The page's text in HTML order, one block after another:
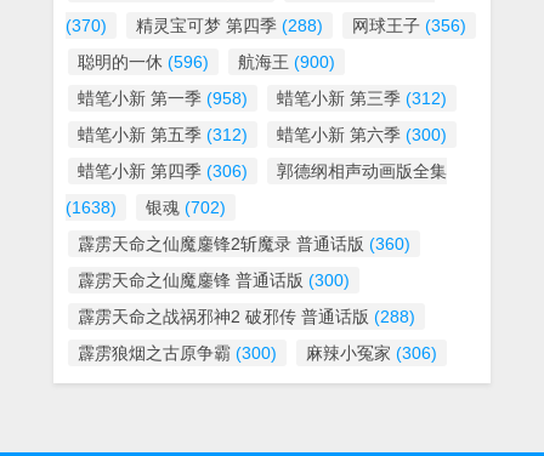
(370)
精灵宝可梦 第四季 (288) 网球王子 (356)
聪明的一休 (596) 航海王 (900)
蜡笔小新 第一季 (958) 蜡笔小新 第三季 (312)
蜡笔小新 第五季 (312) 蜡笔小新 第六季 (300)
蜡笔小新 第四季 (306)
郭德纲相声动画版全集
(1638)
银魂 (702)
霹雳天命之仙魔鏖锋2斩魔录 普通话版 (360)
霹雳天命之仙魔鏖锋 普通话版 (300)
霹雳天命之战祸邪神2 破邪传 普通话版 (288)
霹雳狼烟之古原争霸 (300) 麻辣小冤家 (306)